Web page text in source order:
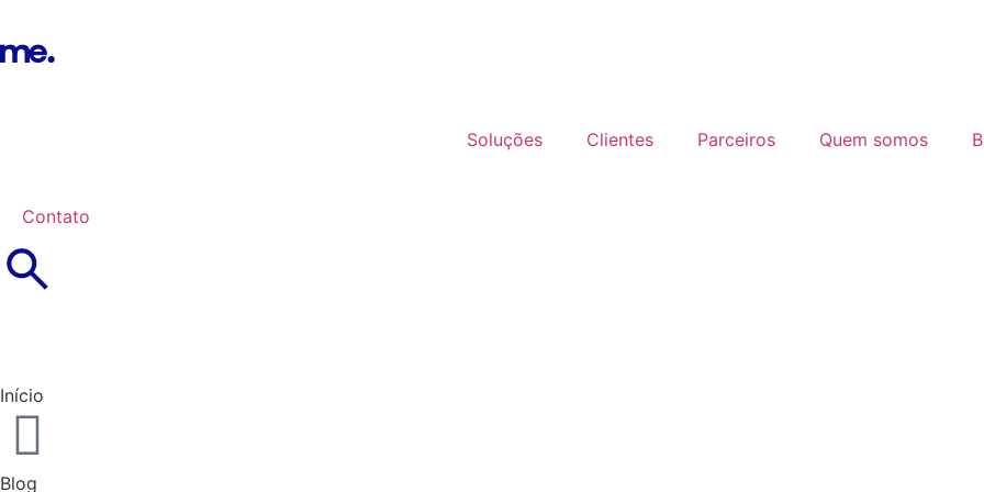
Soluções Clientes Parceiros Quem somos
Contato
Início
Blog